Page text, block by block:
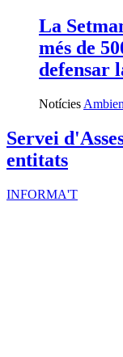
La
més de
defensar
Notícies
Servei
entitats
INFORMA'T